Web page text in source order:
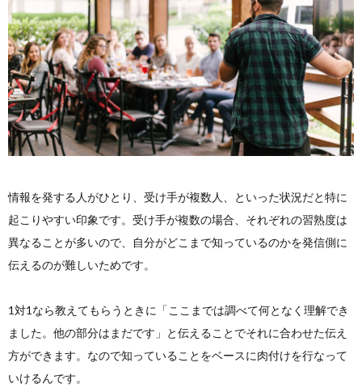
情報を発する人がひとり、受け手が複数人、といった状況だと特に
起こりやすい印象です。受け手が複数の場合、それぞれの習熟度は
異なることが多いので、自分がどこまで知っているのかを発信側に
伝えるのが難しいためです。
1対1なら教えてもらうときに「ここまでは調べて何となく理解でき
ました。他の部分はまだです」と伝えることでそれに合わせた伝え
方ができます。なので知っていることをベースに肉付けを行なって
いけるんです。